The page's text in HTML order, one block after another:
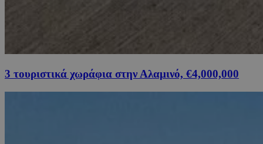
3 τουριστικά χωράφια στην Αλαμινό, €4,000,000